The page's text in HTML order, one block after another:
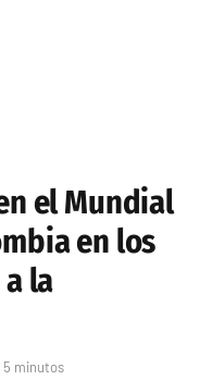
el Mundial
en los
la
5 minutos